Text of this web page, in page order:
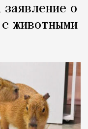
заявление о
животными